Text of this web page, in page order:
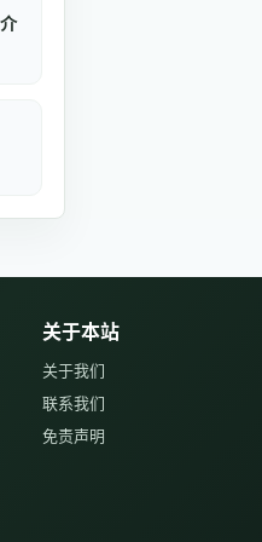
关于本站
关于我们
联系我们
免责声明